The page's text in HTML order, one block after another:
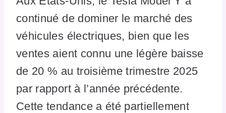
continué de dominer le marché des
véhicules électriques, bien que les
ventes aient connu une légère baisse
de 20 % au troisième trimestre 2025
par rapport à l’année précédente.
Cette tendance a été partiellement